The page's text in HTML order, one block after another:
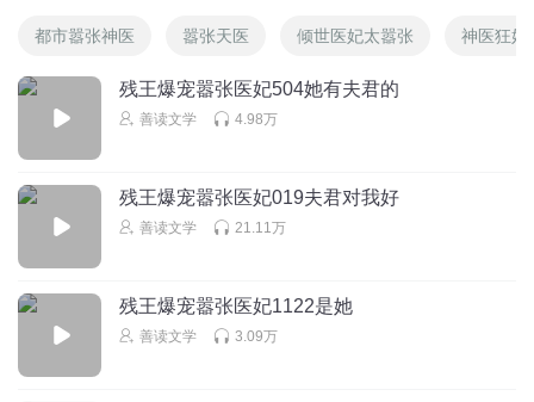
都市嚣张神医 嚣张天医 倾世医妃太嚣张 神医狂妃
残王爆宠嚣张医妃504她有夫君的
善读文学 4.98万
残王爆宠嚣张医妃019夫君对我好
善读文学 21.11万
残王爆宠嚣张医妃1122是她
善读文学 3.09万